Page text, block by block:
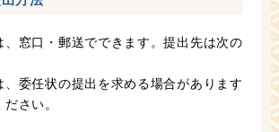
、窓口・郵送でできます。提出先は次の
、委任状の提出を求める場合があります
さい。